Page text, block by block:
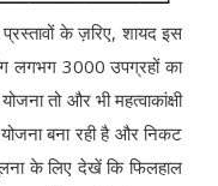
के ज़रिए, शायद इस
लगभग 3000 उपग्रहों का
तो और भी महत्वाकांक्षी
बना रही है और निकट
के लिए देखें कि फिलहाल